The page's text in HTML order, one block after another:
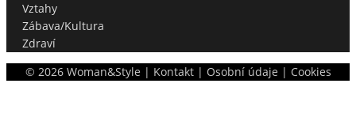
Vztahy
Zábava/Kultura
Zdraví
© 2026Woman&Style | Kontakt| Osobní údaje | Cookies